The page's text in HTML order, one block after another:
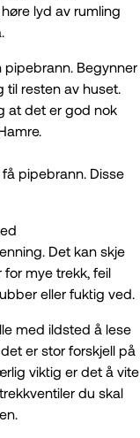
lyd av rumling
Begynner
til resten av huset.
at det er god nok
pipebrann. Disse
Det kan skje
mye trekk, feil
eller fuktig ved.
med ildsted å lese
er stor forskjell på
viktig er det å vite
du skal